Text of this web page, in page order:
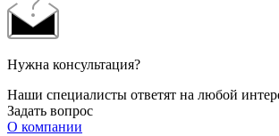
Нужна консультация?
Наши специалисты ответят на любой
Задать вопрос
О компании